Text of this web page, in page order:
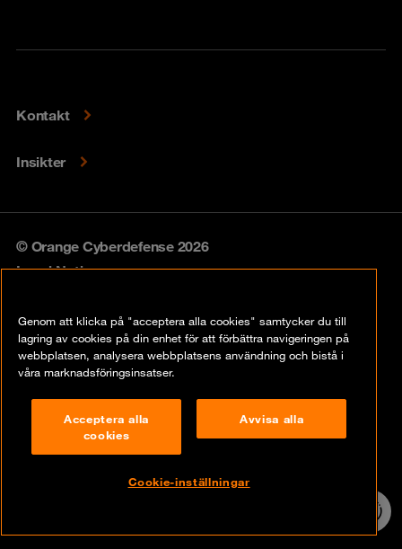
Kontakt
Insikter
© Orange Cyberdefense 2026
Legal Notice
Vulnerability policy
Compliance
Genom att klicka på "acceptera alla cookies" samtycker du till
lagring av cookies på din enhet för att förbättra navigeringen på
webbplatsen, analysera webbplatsens användning och bistå i
våra marknadsföringsinsatser.
Acceptera alla
cookies
Avvisa alla
Cookie-inställningar